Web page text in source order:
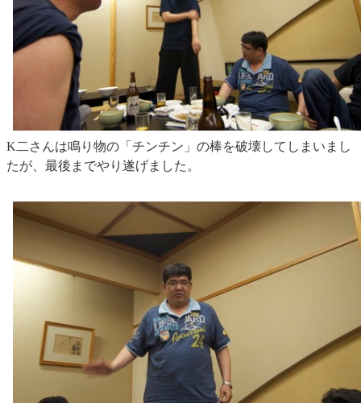
K二さんは鳴り物の「チンチン」の棒を破壊してしまいまし
たが、最後までやり遂げました。